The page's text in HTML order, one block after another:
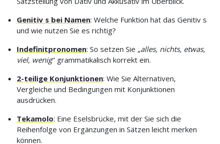
Genitiv s bei Namen: Welche Funktion hat das Genitiv s
und wie nutzen Sie es richtig?
Indefinitpronomen: So setzen Sie „alles, nichts, etwas,
viel, wenig" grammatikalisch korrekt ein.
2-teilige Konjunktionen: Wie Sie Alternativen,
Vergleiche und Bedingungen mit Konjunktionen
ausdrücken.
Tekamolo: Eine Eselsbrücke, mit der Sie sich die
Reihenfolge von Ergänzungen in Sätzen leicht merken
können.